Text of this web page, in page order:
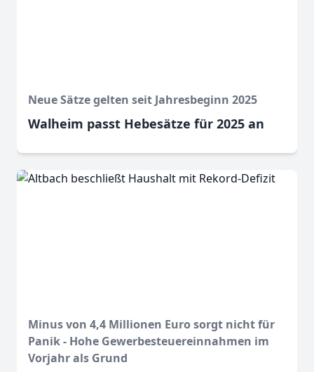
Neue Sätze gelten seit Jahresbeginn 2025
Walheim passt Hebesätze für 2025 an
Minus von 4,4 Millionen Euro sorgt nicht für
Panik - Hohe Gewerbesteuereinnahmen im
Vorjahr als Grund